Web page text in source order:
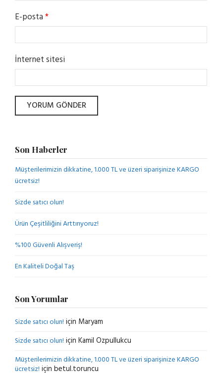
E-posta*
İnternet sitesi
Son Haberler
Müşterilerimizin dikkatine, 1.000 TL ve üzeri siparişinize KARGO
ücretsiz!
Sizde satıcı olun!
Ürün Çeşitliliğini Arttırıyoruz!
%100 Güvenli Alışveriş!
En Kaliteli Doğal Taş
Son Yorumlar
Sizde satıcı olun! için Maryam
Sizde satıcı olun! için Kamil Ozpullukcu
Müşterilerimizin dikkatine, 1.000 TL ve üzeri siparişinize KARGO
ücretsiz! için betul.toruncu